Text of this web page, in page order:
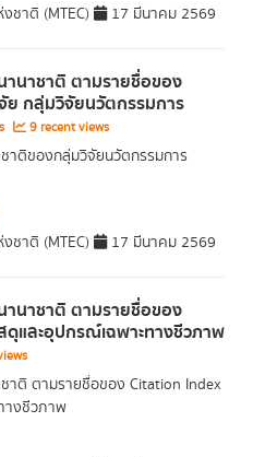
งชาติ (MTEC) 17 มีนาคม 2569
นาชาติ ตามรายชื่อของ
ย กลุ่มวิจัยนวัตกรรมการ
9 recent views
าติของกลุ่มวิจัยนวัตกรรมการ
งชาติ (MTEC) 17 มีนาคม 2569
นาชาติ ตามรายชื่อของ
และอุปกรณ์เฉพาะทางชีวภาพ
าติ ตามรายชื่อของ Citation Index
างชีวภาพ